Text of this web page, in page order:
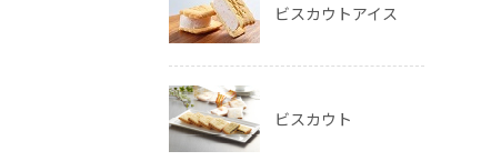
ビスカウトアイス
ビスカウト